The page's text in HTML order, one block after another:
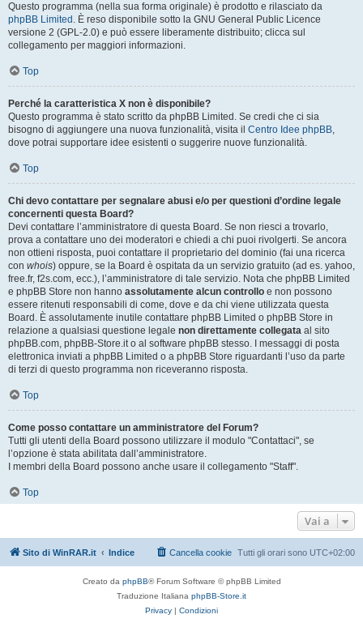
Questo programma (nella sua forma originale) è prodotto e rilasciato da
phpBB Limited . È reso disponibile sotto la GNU General Public Licence
versione 2 (GPL-2.0) e può essere liberamente distribuito; clicca sul
collegamento per maggiori informazioni.
Top
Perché la caratteristica X non è disponibile?
Questo programma è stato scritto da phpBB Limited. Se credi che ci sia
bisogno di aggiungere una nuova funzionalità, visita il Centro Idee phpBB,
dove potrai supportare idee esistenti o suggerire nuove funzionalità.
Top
Chi devo contattare per segnalare abusi e/o per questioni d’ordine legale
concernenti questa Board?
Devi contattare l’amministratore di questa Board. Se non riesci a trovarlo,
prova a contattare uno dei moderatori e chiedi a chi puoi rivolgerti. Se ancora
non ottieni risposta, puoi contattare il proprietario del dominio (fai una ricerca
con whois) oppure, se la Board è ospitata da un servizio gratuito (ad es. yahoo,
free.fr, f2s.com, ecc.), l’amministratore di tale servizio. Nota che phpBB Limited
e phpBB Store non hanno assolutamente alcun controllo e non possono
essere ritenuti responsabili di come, dove e da chi viene utilizzata questa
Board. È assolutamente inutile contattare phpBB Limited o phpBB Store in
relazione a qualsiasi questione legale non direttamente collegata al sito
phpBB.com, phpBB-Store.it o al software phpBB stesso. I messaggi di posta
elettronica inviati a phpBB Limited o a phpBB Store riguardanti l’uso da parte
di terzi di questo programma non riceveranno risposta.
Top
Come posso contattare un amministratore del Forum?
Tutti gli utenti della Board possono utilizzare il modulo "Contattaci", se
l’opzione è stata abilitata dall’amministratore.
I membri della Board possono anche usare il collegamento "Staff".
Top
Vai a
Sito di WinRAR.it Indice Tutti gli orari sono UTC+02:00
Cancella cookie
Creato da phpBB® Forum Software © phpBB Limited
Traduzione Italiana phpBB-Store.it
Privacy | Condizioni